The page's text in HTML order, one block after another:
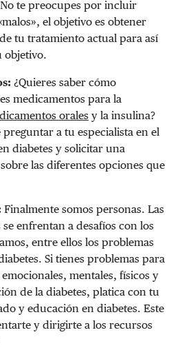
te preocupes por incluir
el objetivo es obtener
tu tratamiento actual para así
objetivo.
¿Quieres saber cómo
medicamentos para la
orales y la insulina?
preguntar a tu especialista en el
diabetes y solicitar una
las diferentes opciones que
Finalmente somos personas. Las
enfrentan a desafíos con los
entre ellos los problemas
Si tienes problemas para
mentales, físicos y
de la diabetes, platica con tu
y educación en diabetes. Este
y dirigirte a los recursos